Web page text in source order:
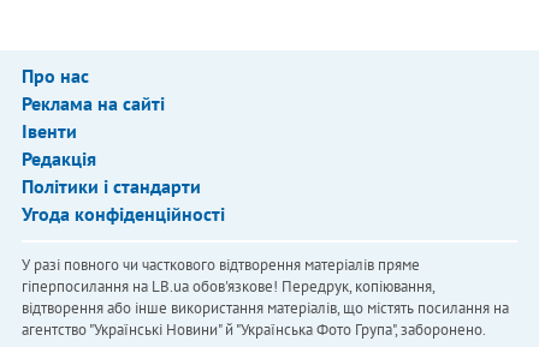
Про нас
Реклама на сайті
Івенти
Редакція
Політики і стандарти
Угода конфіденційності
У разі повного чи часткового відтворення матеріалів пряме
гіперпосилання на LB.ua обов'язкове! Передрук, копіювання,
відтворення або інше використання матеріалів, що містять посилання на
агентство "Українськi Новини" й "Українська Фото Група", заборонено.